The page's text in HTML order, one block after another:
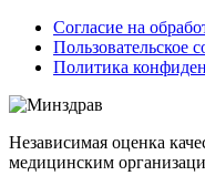
Согласие на
Пользовательское
Политика
Независимая оценка
медицинским